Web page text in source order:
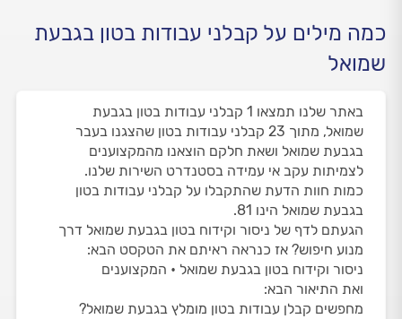
כמה מילים על קבלני עבודות בטון בגבעת
שמואל
באתר שלנו תמצאו 1 קבלני עבודות בטון בגבעת
שמואל, מתוך 23 קבלני עבודות בטון שהצגנו בעבר
בגבעת שמואל ושאת חלקם הוצאנו מהמקצוענים
לצמיתות עקב אי עמידה בסטנדרט השירות שלנו.
כמות חוות הדעת שהתקבלו על קבלני עבודות בטון
בגבעת שמואל הינו 81.
הגעתם לדף של ניסור וקידוח בטון בגבעת שמואל דרך
מנוע חיפוש? אז כנראה ראיתם את הטקסט הבא:
ניסור וקידוח בטון בגבעת שמואל • המקצוענים
ואת התיאור הבא:
מחפשים קבלן עבודות בטון מומלץ בגבעת שמואל?